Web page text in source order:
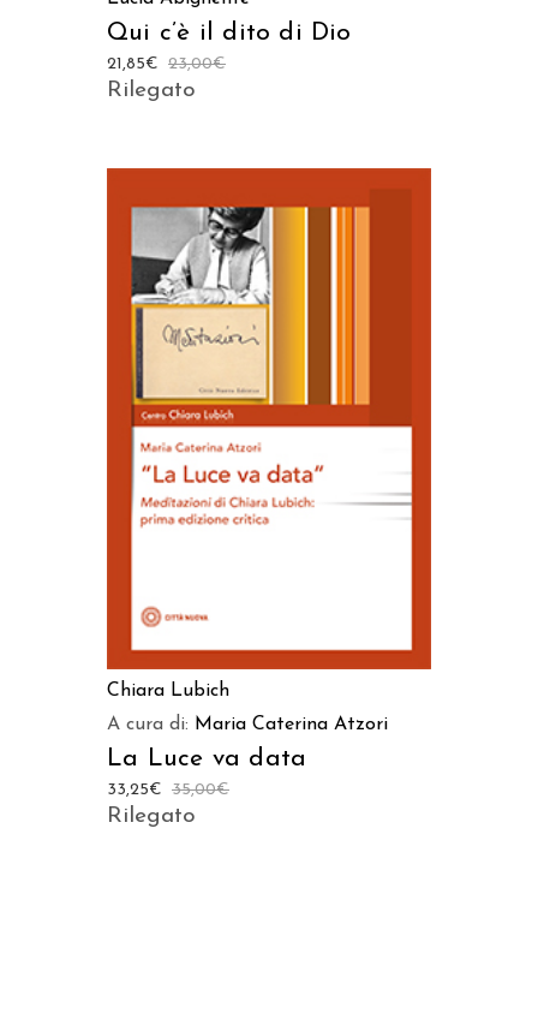
Qui c’è il dito di Dio
23,00€
21,85€
Rilegato
AGGIUNGI AL CARRELLO
Chiara Lubich
A cura di: Maria Caterina Atzori
La Luce va data
35,00€
33,25€
Rilegato